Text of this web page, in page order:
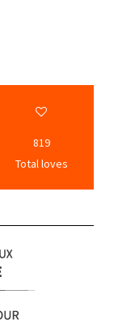
819
Total loves